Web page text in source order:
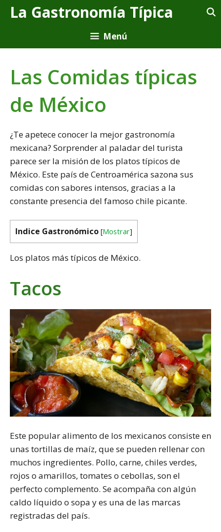
SaltarLa Gastronomía Típica
Menú
Las Comidas típicas
de México
¿Te apetece conocer la mejor gastronomía
mexicana? Sorprender al paladar del turista
parece ser la misión de los platos típicos de
México. Este país de Centroamérica sazona sus
comidas con sabores intensos, gracias a la
constante presencia del famoso chile picante.
Indice Gastronómico [Mostrar]
Los platos más típicos de México.
Tacos
Este popular alimento de los mexicanos consiste en
unas tortillas de maíz, que se pueden rellenar con
muchos ingredientes. Pollo, carne, chiles verdes,
rojos o amarillos, tomates o cebollas, son el
perfecto complemento. Se acompaña con algún
caldo líquido o sopa y es una de las marcas
registradas del país.